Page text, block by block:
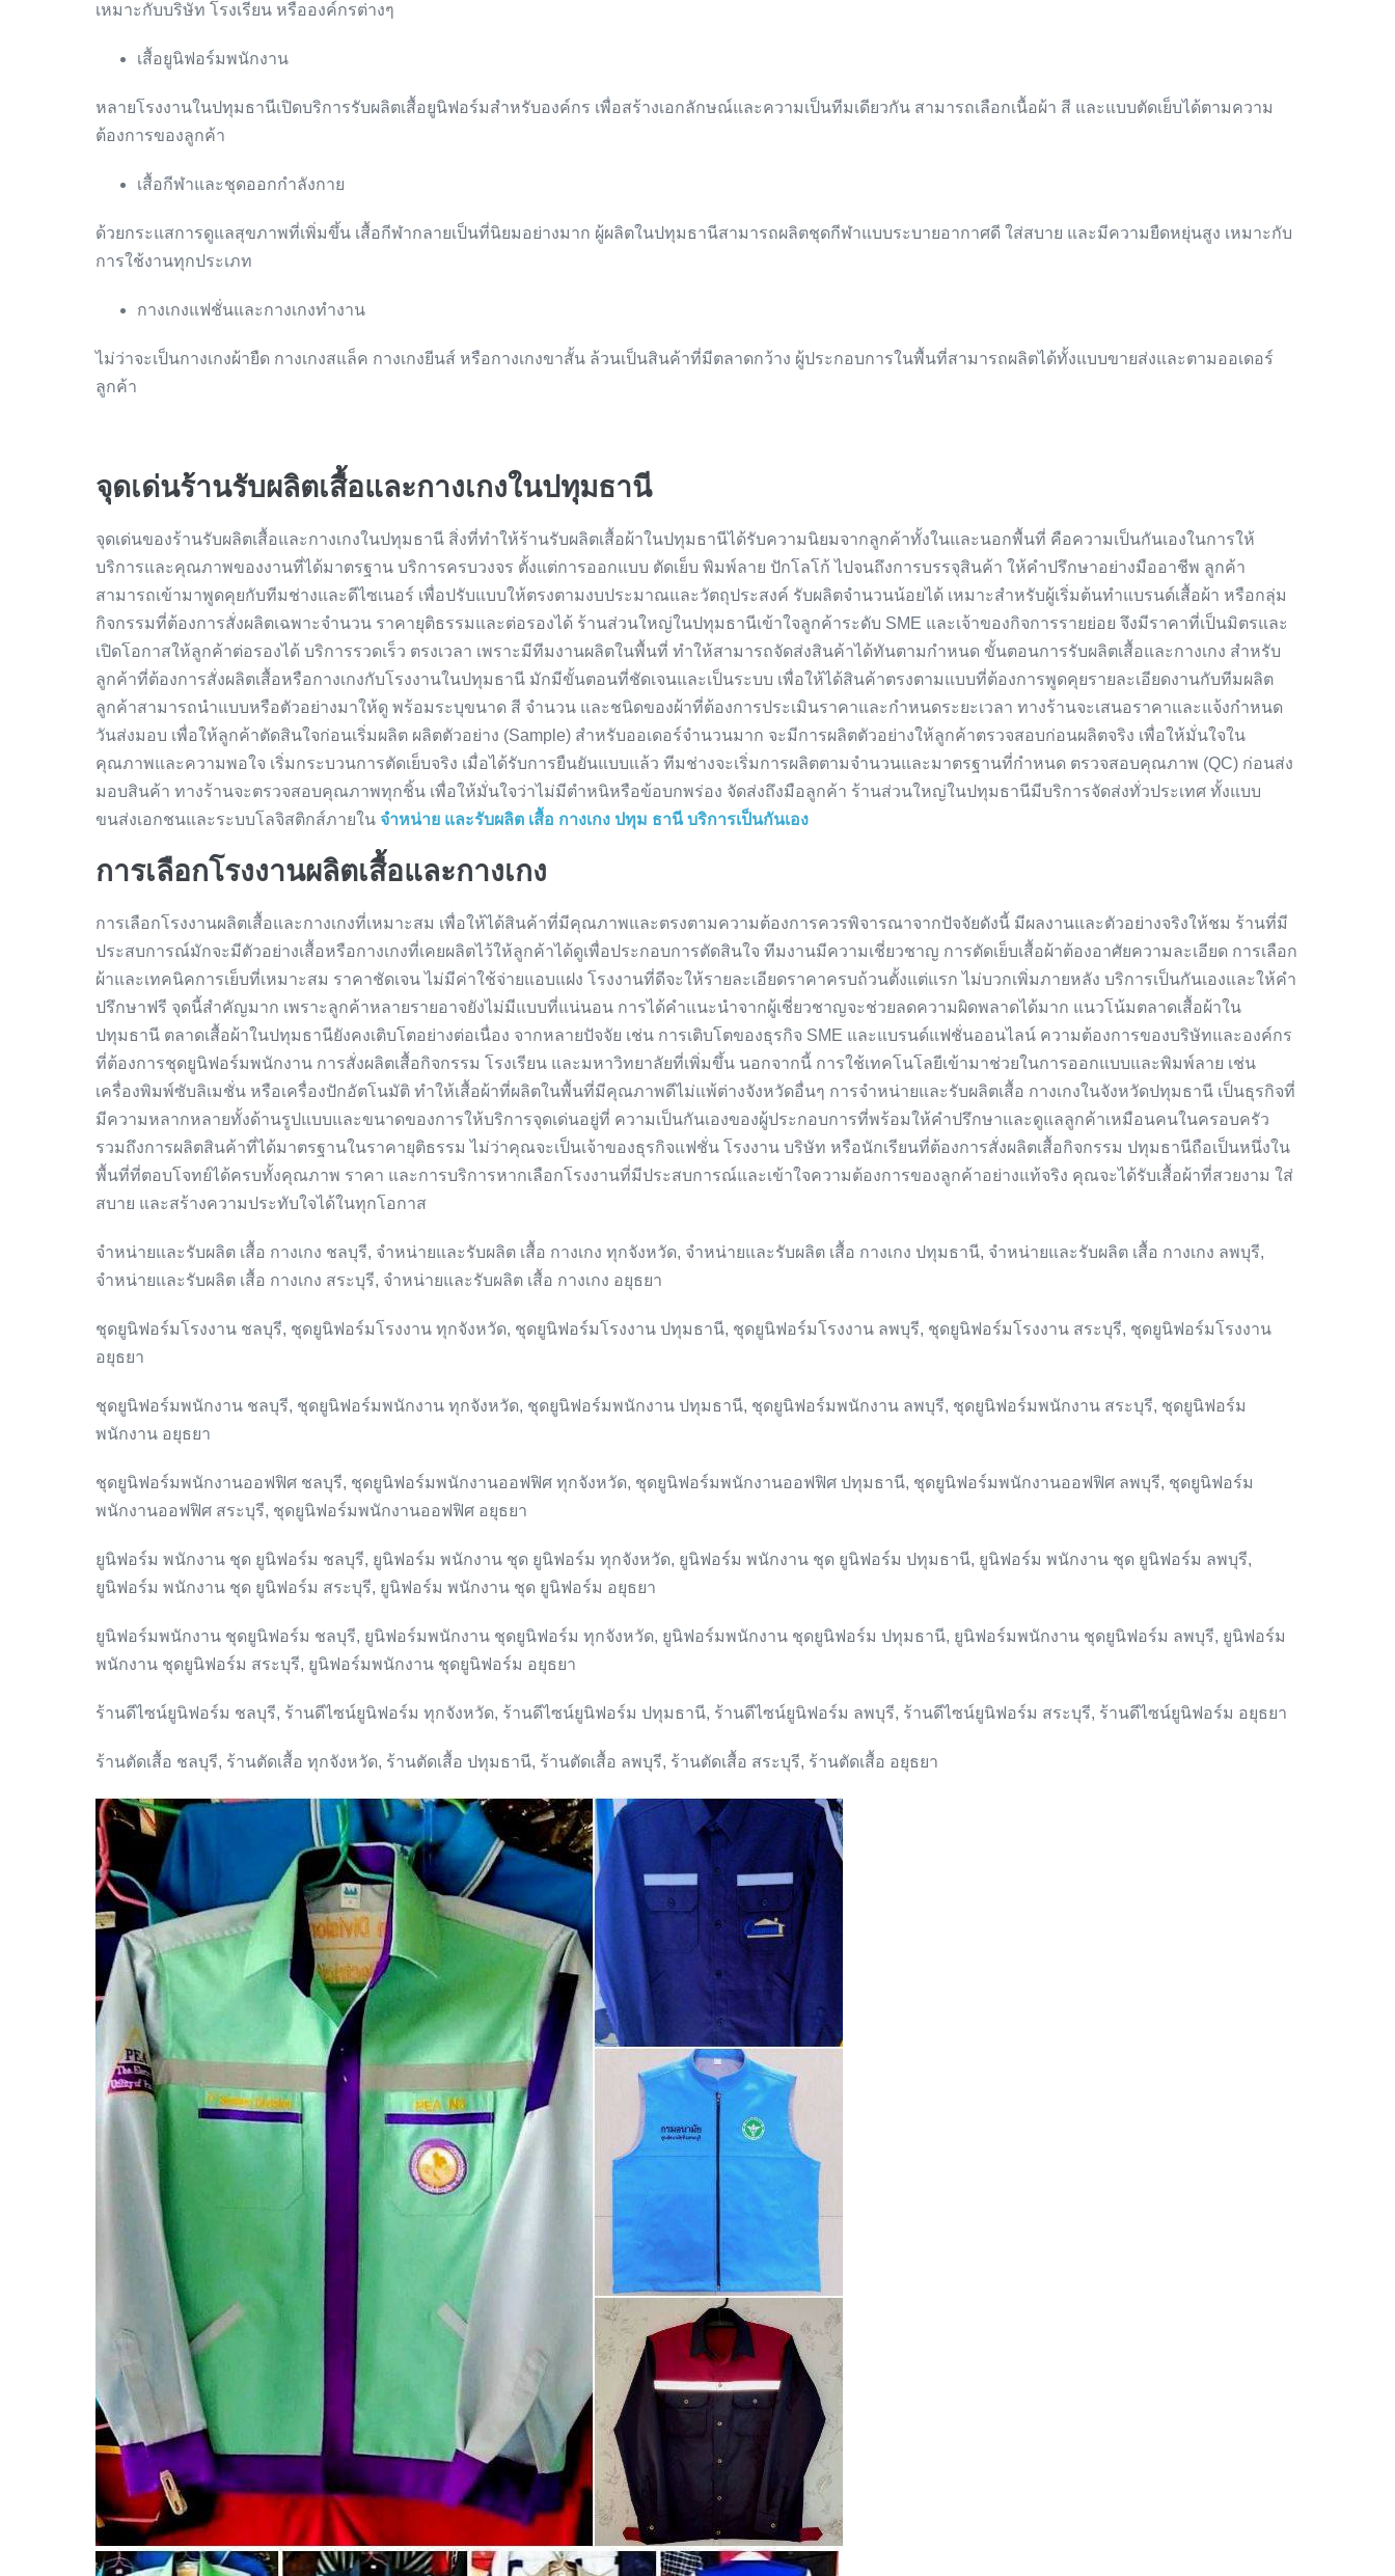
เหมาะกับบริษัท โรงเรียน หรือองค์กรต่างๆ
เสื้อยูนิฟอร์มพนักงาน
หลายโรงงานในปทุมธานีเปิดบริการรับผลิตเสื้อยูนิฟอร์มสำหรับองค์กร เพื่อสร้างเอกลักษณ์และความเป็นทีมเดียวกัน สามารถเลือกเนื้อผ้า สี และแบบตัดเย็บได้ตามความ
ต้องการของลูกค้า
เสื้อกีฬาและชุดออกกำลังกาย
ด้วยกระแสการดูแลสุขภาพที่เพิ่มขึ้น เสื้อกีฬากลายเป็นที่นิยมอย่างมาก ผู้ผลิตในปทุมธานีสามารถผลิตชุดกีฬาแบบระบายอากาศดี ใส่สบาย และมีความยืดหยุ่นสูง เหมาะกับ
การใช้งานทุกประเภท
กางเกงแฟชั่นและกางเกงทำงาน
ไม่ว่าจะเป็นกางเกงผ้ายืด กางเกงสแล็ค กางเกงยีนส์ หรือกางเกงขาสั้น ล้วนเป็นสินค้าที่มีตลาดกว้าง ผู้ประกอบการในพื้นที่สามารถผลิตได้ทั้งแบบขายส่งและตามออเดอร์
ลูกค้า
จุดเด่นร้านรับผลิตเสื้อและกางเกงในปทุมธานี
จุดเด่นของร้านรับผลิตเสื้อและกางเกงในปทุมธานี สิ่งที่ทำให้ร้านรับผลิตเสื้อผ้าในปทุมธานีได้รับความนิยมจากลูกค้าทั้งในและนอกพื้นที่ คือความเป็นกันเองในการให้
บริการและคุณภาพของงานที่ได้มาตรฐาน บริการครบวงจร ตั้งแต่การออกแบบ ตัดเย็บ พิมพ์ลาย ปักโลโก้ ไปจนถึงการบรรจุสินค้า ให้คำปรึกษาอย่างมืออาชีพ ลูกค้า
สามารถเข้ามาพูดคุยกับทีมช่างและดีไซเนอร์ เพื่อปรับแบบให้ตรงตามงบประมาณและวัตถุประสงค์ รับผลิตจำนวนน้อยได้ เหมาะสำหรับผู้เริ่มต้นทำแบรนด์เสื้อผ้า หรือกลุ่ม
กิจกรรมที่ต้องการสั่งผลิตเฉพาะจำนวน ราคายุติธรรมและต่อรองได้ ร้านส่วนใหญ่ในปทุมธานีเข้าใจลูกค้าระดับ SME และเจ้าของกิจการรายย่อย จึงมีราคาที่เป็นมิตรและ
เปิดโอกาสให้ลูกค้าต่อรองได้ บริการรวดเร็ว ตรงเวลา เพราะมีทีมงานผลิตในพื้นที่ ทำให้สามารถจัดส่งสินค้าได้ทันตามกำหนด ขั้นตอนการรับผลิตเสื้อและกางเกง สำหรับ
ลูกค้าที่ต้องการสั่งผลิตเสื้อหรือกางเกงกับโรงงานในปทุมธานี มักมีขั้นตอนที่ชัดเจนและเป็นระบบ เพื่อให้ได้สินค้าตรงตามแบบที่ต้องการพูดคุยรายละเอียดงานกับทีมผลิต
ลูกค้าสามารถนำแบบหรือตัวอย่างมาให้ดู พร้อมระบุขนาด สี จำนวน และชนิดของผ้าที่ต้องการประเมินราคาและกำหนดระยะเวลา ทางร้านจะเสนอราคาและแจ้งกำหนด
วันส่งมอบ เพื่อให้ลูกค้าตัดสินใจก่อนเริ่มผลิต ผลิตตัวอย่าง (Sample) สำหรับออเดอร์จำนวนมาก จะมีการผลิตตัวอย่างให้ลูกค้าตรวจสอบก่อนผลิตจริง เพื่อให้มั่นใจใน
คุณภาพและความพอใจ เริ่มกระบวนการตัดเย็บจริง เมื่อได้รับการยืนยันแบบแล้ว ทีมช่างจะเริ่มการผลิตตามจำนวนและมาตรฐานที่กำหนด ตรวจสอบคุณภาพ (QC) ก่อนส่ง
มอบสินค้า ทางร้านจะตรวจสอบคุณภาพทุกชิ้น เพื่อให้มั่นใจว่าไม่มีตำหนิหรือข้อบกพร่อง จัดส่งถึงมือลูกค้า ร้านส่วนใหญ่ในปทุมธานีมีบริการจัดส่งทั่วประเทศ ทั้งแบบ
ขนส่งเอกชนและระบบโลจิสติกส์ภายใน จำหน่าย และรับผลิต เสื้อ กางเกง ปทุม ธานี บริการเป็นกันเอง
การเลือกโรงงานผลิตเสื้อและกางเกง
การเลือกโรงงานผลิตเสื้อและกางเกงที่เหมาะสม เพื่อให้ได้สินค้าที่มีคุณภาพและตรงตามความต้องการควรพิจารณาจากปัจจัยดังนี้ มีผลงานและตัวอย่างจริงให้ชม ร้านที่มี
ประสบการณ์มักจะมีตัวอย่างเสื้อหรือกางเกงที่เคยผลิตไว้ให้ลูกค้าได้ดูเพื่อประกอบการตัดสินใจ ทีมงานมีความเชี่ยวชาญ การตัดเย็บเสื้อผ้าต้องอาศัยความละเอียด การเลือก
ผ้าและเทคนิคการเย็บที่เหมาะสม ราคาชัดเจน ไม่มีค่าใช้จ่ายแอบแฝง โรงงานที่ดีจะให้รายละเอียดราคาครบถ้วนตั้งแต่แรก ไม่บวกเพิ่มภายหลัง บริการเป็นกันเองและให้คำ
ปรึกษาฟรี จุดนี้สำคัญมาก เพราะลูกค้าหลายรายอาจยังไม่มีแบบที่แน่นอน การได้คำแนะนำจากผู้เชี่ยวชาญจะช่วยลดความผิดพลาดได้มาก แนวโน้มตลาดเสื้อผ้าใน
ปทุมธานี ตลาดเสื้อผ้าในปทุมธานียังคงเติบโตอย่างต่อเนื่อง จากหลายปัจจัย เช่น การเติบโตของธุรกิจ SME และแบรนด์แฟชั่นออนไลน์ ความต้องการของบริษัทและองค์กร
ที่ต้องการชุดยูนิฟอร์มพนักงาน การสั่งผลิตเสื้อกิจกรรม โรงเรียน และมหาวิทยาลัยที่เพิ่มขึ้น นอกจากนี้ การใช้เทคโนโลยีเข้ามาช่วยในการออกแบบและพิมพ์ลาย เช่น
เครื่องพิมพ์ซับลิเมชั่น หรือเครื่องปักอัตโนมัติ ทำให้เสื้อผ้าที่ผลิตในพื้นที่มีคุณภาพดีไม่แพ้ต่างจังหวัดอื่นๆ การจำหน่ายและรับผลิตเสื้อ กางเกงในจังหวัดปทุมธานี เป็นธุรกิจที่
มีความหลากหลายทั้งด้านรูปแบบและขนาดของการให้บริการจุดเด่นอยู่ที่ ความเป็นกันเองของผู้ประกอบการที่พร้อมให้คำปรึกษาและดูแลลูกค้าเหมือนคนในครอบครัว
รวมถึงการผลิตสินค้าที่ได้มาตรฐานในราคายุติธรรม ไม่ว่าคุณจะเป็นเจ้าของธุรกิจแฟชั่น โรงงาน บริษัท หรือนักเรียนที่ต้องการสั่งผลิตเสื้อกิจกรรม ปทุมธานีถือเป็นหนึ่งใน
พื้นที่ที่ตอบโจทย์ได้ครบทั้งคุณภาพ ราคา และการบริการหากเลือกโรงงานที่มีประสบการณ์และเข้าใจความต้องการของลูกค้าอย่างแท้จริง คุณจะได้รับเสื้อผ้าที่สวยงาม ใส่
สบาย และสร้างความประทับใจได้ในทุกโอกาส
จำหน่ายและรับผลิต เสื้อ กางเกง ชลบุรี, จำหน่ายและรับผลิต เสื้อ กางเกง ทุกจังหวัด, จำหน่ายและรับผลิต เสื้อ กางเกง ปทุมธานี, จำหน่ายและรับผลิต เสื้อ กางเกง ลพบุรี,
จำหน่ายและรับผลิต เสื้อ กางเกง สระบุรี, จำหน่ายและรับผลิต เสื้อ กางเกง อยุธยา
ชุดยูนิฟอร์มโรงงาน ชลบุรี, ชุดยูนิฟอร์มโรงงาน ทุกจังหวัด, ชุดยูนิฟอร์มโรงงาน ปทุมธานี, ชุดยูนิฟอร์มโรงงาน ลพบุรี, ชุดยูนิฟอร์มโรงงาน สระบุรี, ชุดยูนิฟอร์มโรงงาน
อยุธยา
ชุดยูนิฟอร์มพนักงาน ชลบุรี, ชุดยูนิฟอร์มพนักงาน ทุกจังหวัด, ชุดยูนิฟอร์มพนักงาน ปทุมธานี, ชุดยูนิฟอร์มพนักงาน ลพบุรี, ชุดยูนิฟอร์มพนักงาน สระบุรี, ชุดยูนิฟอร์ม
พนักงาน อยุธยา
ชุดยูนิฟอร์มพนักงานออฟฟิศ ชลบุรี, ชุดยูนิฟอร์มพนักงานออฟฟิศ ทุกจังหวัด, ชุดยูนิฟอร์มพนักงานออฟฟิศ ปทุมธานี, ชุดยูนิฟอร์มพนักงานออฟฟิศ ลพบุรี, ชุดยูนิฟอร์ม
พนักงานออฟฟิศ สระบุรี, ชุดยูนิฟอร์มพนักงานออฟฟิศ อยุธยา
ยูนิฟอร์ม พนักงาน ชุด ยูนิฟอร์ม ชลบุรี, ยูนิฟอร์ม พนักงาน ชุด ยูนิฟอร์ม ทุกจังหวัด, ยูนิฟอร์ม พนักงาน ชุด ยูนิฟอร์ม ปทุมธานี, ยูนิฟอร์ม พนักงาน ชุด ยูนิฟอร์ม ลพบุรี,
ยูนิฟอร์ม พนักงาน ชุด ยูนิฟอร์ม สระบุรี, ยูนิฟอร์ม พนักงาน ชุด ยูนิฟอร์ม อยุธยา
ยูนิฟอร์มพนักงาน ชุดยูนิฟอร์ม ชลบุรี, ยูนิฟอร์มพนักงาน ชุดยูนิฟอร์ม ทุกจังหวัด, ยูนิฟอร์มพนักงาน ชุดยูนิฟอร์ม ปทุมธานี, ยูนิฟอร์มพนักงาน ชุดยูนิฟอร์ม ลพบุรี, ยูนิฟอร์ม
พนักงาน ชุดยูนิฟอร์ม สระบุรี, ยูนิฟอร์มพนักงาน ชุดยูนิฟอร์ม อยุธยา
ร้านดีไซน์ยูนิฟอร์ม ชลบุรี, ร้านดีไซน์ยูนิฟอร์ม ทุกจังหวัด, ร้านดีไซน์ยูนิฟอร์ม ปทุมธานี, ร้านดีไซน์ยูนิฟอร์ม ลพบุรี, ร้านดีไซน์ยูนิฟอร์ม สระบุรี, ร้านดีไซน์ยูนิฟอร์ม อยุธยา
ร้านตัดเสื้อ ชลบุรี, ร้านตัดเสื้อ ทุกจังหวัด, ร้านตัดเสื้อ ปทุมธานี, ร้านตัดเสื้อ ลพบุรี, ร้านตัดเสื้อ สระบุรี, ร้านตัดเสื้อ อยุธยา